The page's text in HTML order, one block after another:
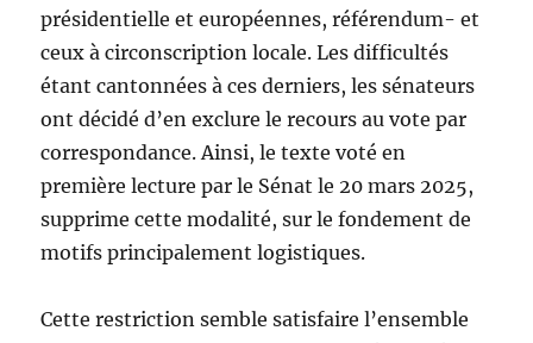
présidentielle et européennes, référendum- et
ceux à circonscription locale. Les difficultés
étant cantonnées à ces derniers, les sénateurs
ont décidé d’en exclure le recours au vote par
correspondance. Ainsi, le texte voté en
première lecture par le Sénat le 20 mars 2025,
supprime cette modalité, sur le fondement de
motifs principalement logistiques.
Cette restriction semble satisfaire l’ensemble